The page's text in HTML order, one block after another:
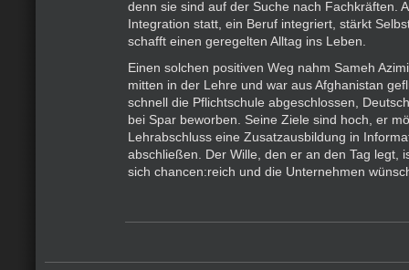
denn sie sind auf der Suche nach Fachkräften.
Integration statt, ein Beruf integriert, stärkt
schafft einen geregelten Alltag ins Leben.
Einen solchen positiven Weg nahm Sameh
mitten in der Lehre und war aus Afghanistan
schnell die Pflichtschule abgeschlossen,
bei Spar beworben. Seine Ziele sind hoch, er
Lehrabschluss eine Zusatzausbildung in
abschließen. Der Wille, den er an den Tag legt,
sich chancen:reich und die Unternehmen